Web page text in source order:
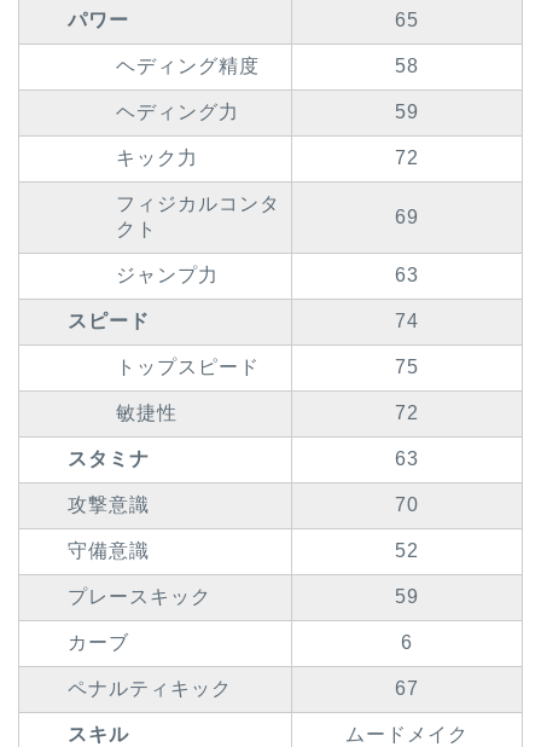
パワー 65
ヘディング精度 58
ヘディング力 59
キック力 72
フィジカルコンタ
クト
69
ジャンプ力 63
スピード 74
トップスピード 75
敏捷性 72
スタミナ 63
攻撃意識 70
守備意識 52
プレースキック 59
カーブ 6
ペナルティキック 67
スキル ムードメイク